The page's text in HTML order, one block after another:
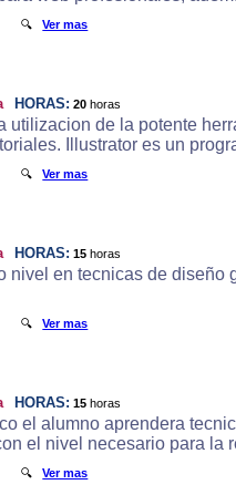
🔍Ver mas
HORAS: 20 horas
utilizacion de la potente
Illustrator es un
🔍Ver mas
HORAS: 15 horas
en tecnicas de diseño
🔍Ver mas
HORAS: 15 horas
el alumno aprendera
el nivel necesario para la
🔍Ver mas